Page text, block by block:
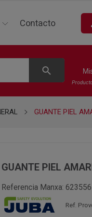
Contacto
search
GUANTE PIEL
GUANTE PIEL
Referencia Manxa: 623556
Ref.